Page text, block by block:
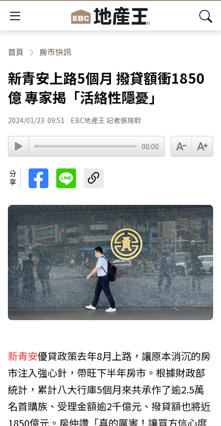
首頁 房市快訊
新青安上路5個月 撥貸額衝1850
億 專家揭「活絡性隱憂」
2024/01/23 09:51 EBC地產王 記者張琬聆
00:00
分享
新青安優貸政策去年8月上路，讓原本消沉的房
市注入強心針，帶旺下半年房市。根據財政部
統計，累計八大行庫5個月來共承作了逾2.5萬
名首購族、受理金額逾2千億元、撥貸額也將近
1850億元。房仲讚「真的厲害！讓買方信心度